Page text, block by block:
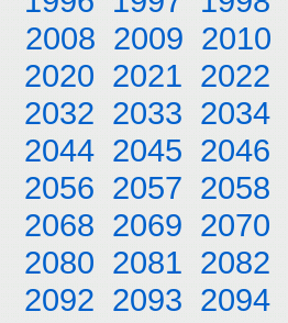
2008 2009 2010
2020 2021 2022
2032 2033 2034
2044 2045 2046
2056 2057 2058
2068 2069 2070
2080 2081 2082
2092 2093 2094